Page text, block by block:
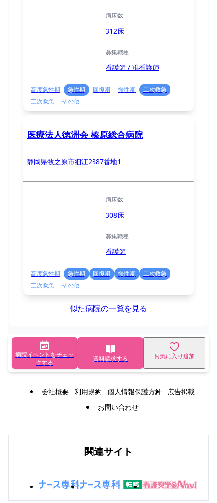
病床数
312床
募集職種
看護師 / 准看護師
高度急性期 急性期 回復期 慢性期
二次救急
三次救急
その他
医療法人徳洲会 榛原総合病院
静岡県牧之原市細江2887番地1
病床数
308床
募集職種
看護師
高度急性期 急性期 回復期 慢性期
二次救急
三次救急
その他
似た病院の一覧を見る
病院イベントをチェッ
クする
資料請求する お気に入り追加
会社概要 利用規約 個人情報保護方針
広告掲載
お問い合わせ
関連サイト